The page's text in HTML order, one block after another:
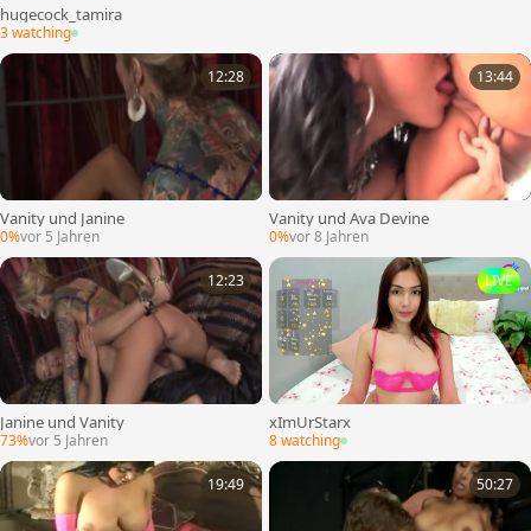
hugecock_tamira
3 watching
12:28
Vanity und Janine
0%vor 5 Jahren
13:44
Vanity und Ava Devine
0%vor 8 Jahren
12:23
Janine und Vanity
73%vor 5 Jahren
LIVE
xImUrStarx
8 watching
19:49 50:27